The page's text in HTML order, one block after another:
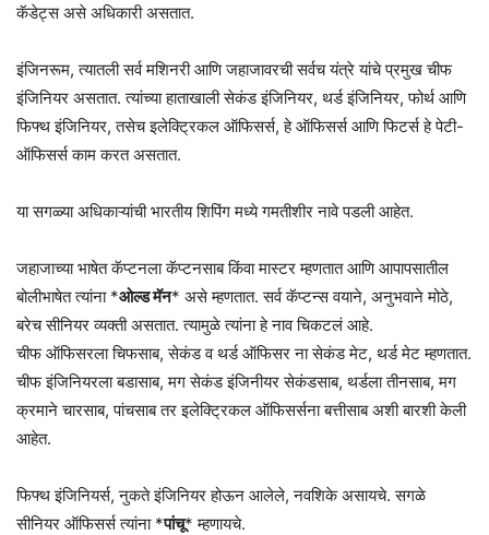
कॅडेट्स असे अधिकारी असतात.
इंजिनरूम, त्यातली सर्व मशिनरी आणि जहाजावरची सर्वच यंत्रे यांचे प्रमुख चीफ
इंजिनियर असतात. त्यांच्या हाताखाली सेकंड इंजिनियर, थर्ड इंजिनियर, फोर्थ आणि
फिफ्थ इंजिनियर, तसेच इलेक्ट्रिकल ऑफिसर्स, हे ऑफिसर्स आणि फिटर्स हे पेटी-
ऑफिसर्स काम करत असतात.
या सगळ्या अधिकाऱ्यांची भारतीय शिपिंग मध्ये गमतीशीर नावे पडली आहेत.
जहाजाच्या भाषेत कॅप्टनला कॅप्टनसाब किंवा मास्टर म्हणतात आणि आपापसातील
बोलीभाषेत त्यांना *ओल्ड मॅन* असे म्हणतात. सर्व कॅप्टन्स वयाने, अनुभवाने मोठे,
बरेच सीनियर व्यक्ती असतात. त्यामुळे त्यांना हे नाव चिकटलं आहे.
चीफ ऑफिसरला चिफसाब, सेकंड व थर्ड ऑफिसर ना सेकंड मेट, थर्ड मेट म्हणतात.
चीफ इंजिनियरला बडासाब, मग सेकंड इंजिनीयर सेकंडसाब, थर्डला तीनसाब, मग
क्रमाने चारसाब, पांचसाब‌ तर इलेक्ट्रिकल ऑफिसर्सना बत्तीसाब अशी बारशी केली
आहेत.
फिफ्थ इंजिनियर्स, नुकते इंजिनियर होऊन आलेले, नवशिके असायचे. सगळे
सीनियर ऑफिसर्स त्यांना *पांचू* म्हणायचे.